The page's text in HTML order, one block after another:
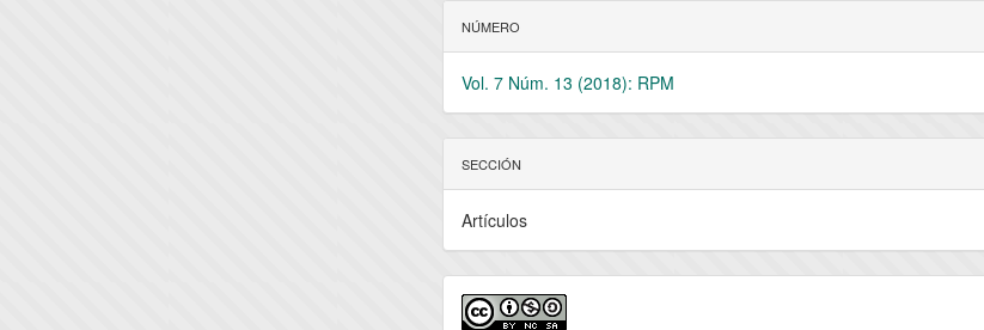
NÚMERO
Vol. 7 Núm. 13 (2018): RPM
SECCIÓN
Artículos